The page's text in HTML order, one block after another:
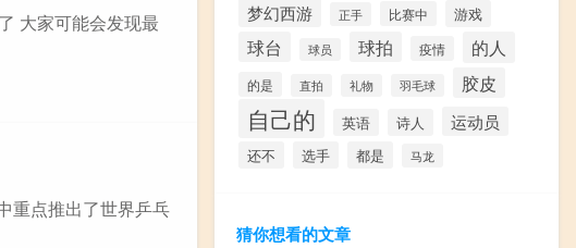
大家可能会发现最
重点推出了世界乒乓
梦幻西游 正手 比赛中 游戏
球台 球员 球拍 疫情 的人
的是 直拍 礼物 羽毛球 胶皮
自己的 英语 诗人 运动员
还不 选手 都是 马龙
猜你想看的文章